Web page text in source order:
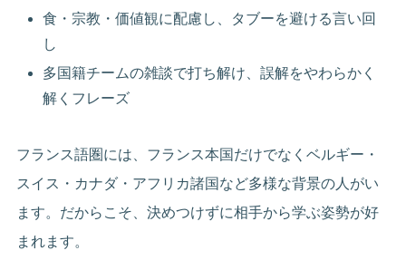
食・宗教・価値観に配慮し、タブーを避ける言い回
し
多国籍チームの雑談で打ち解け、誤解をやわらかく
解くフレーズ
フランス語圏には、フランス本国だけでなくベルギー・
スイス・カナダ・アフリカ諸国など多様な背景の人がい
ます。だからこそ、決めつけずに相手から学ぶ姿勢が好
まれます。